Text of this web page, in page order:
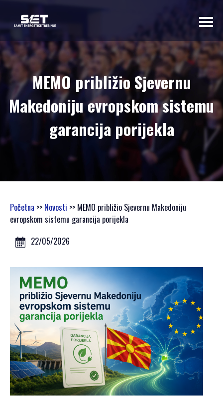
O NAMA
UVODNA RIJEČ
ORGANIZATORA
PROGRAMSKI
OSNOVNI
SAMIT 2022
SAMIT 2020
GALERIJA 2023
GALERIJA 2022
GALERIJA 2021
GALERIJA 2020
PROGRAM
OPŠTE
INFORMACIJE
KAKO SE
REGISTROVATI
KAKO DOĆI
SMJEŠTAJ
AKREDITACIJA
MEMO približio Sjevernu
Makedoniju evropskom sistemu
garancija porijekla
Početna >> Novosti >> MEMO približio Sjevernu Makedoniju
evropskom sistemu garancija porijekla
22/05/2026